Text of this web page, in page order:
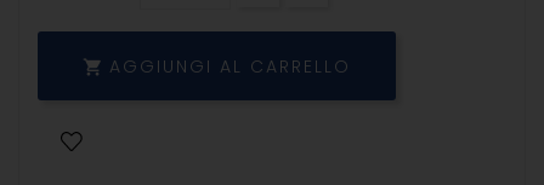
 AGGIUNGI AL CARRELLO